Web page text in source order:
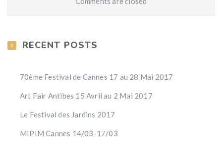
RECENT POSTS
70ème Festival de Cannes 17 au 28 Mai 2017
Art Fair Antibes 15 Avril au 2 Mai 2017
Le Festival des Jardins 2017
MIPIM Cannes 14/03-17/03